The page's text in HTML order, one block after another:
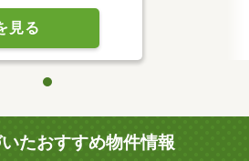
見る
たおすすめ物件情報